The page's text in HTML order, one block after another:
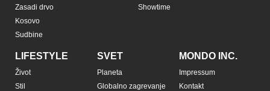
Zasadi drvo
Kosovo
Sudbine
Showtime
LIFESTYLE
Život
Stil
SVET
Planeta
Globalno zagrevanje
MONDO INC.
Impressum
Kontakt